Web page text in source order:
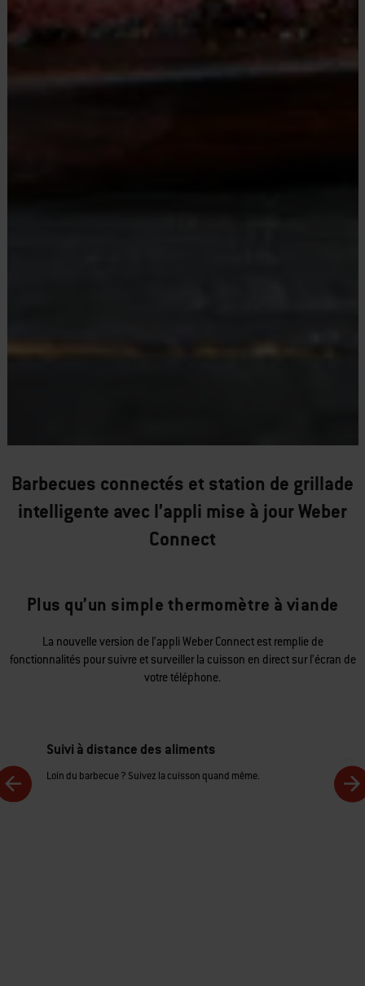
Barbecues connectés et station de grillade
intelligente avec l’appli mise à jour Weber
Connect
Plus qu’un simple thermomètre à viande
La nouvelle version de l’appli Weber Connect est remplie de
fonctionnalités pour suivre et surveiller la cuisson en direct sur l’écran de
votre téléphone.
Suivi à distance des aliments
Loin du barbecue ? Suivez la cuisson quand même.